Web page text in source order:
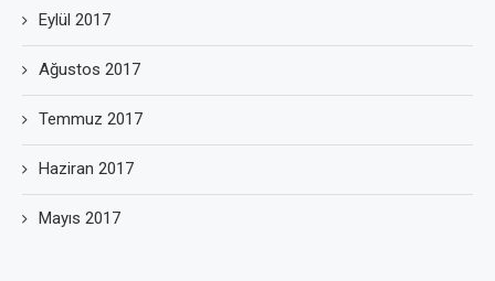
Eylül 2017
Ağustos 2017
Temmuz 2017
Haziran 2017
Mayıs 2017